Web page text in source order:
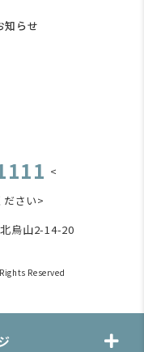
知らせ
<
ださい>
烏山2-14-20
Reserved